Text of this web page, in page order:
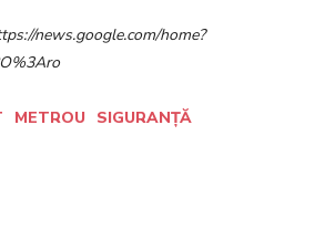
news.google.com/home?
METROU SIGURANȚĂ